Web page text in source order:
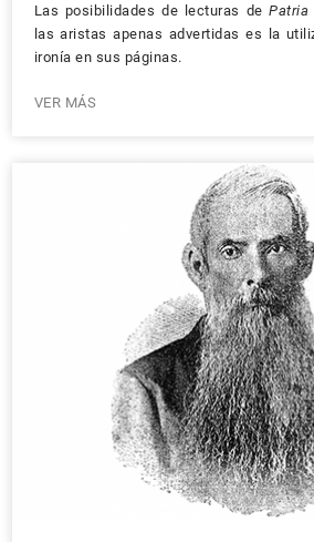
Las posibilidades de lecturas dePatria
las aristas apenas advertidas es la
ironía en sus páginas.
VER MÁS